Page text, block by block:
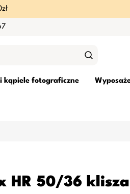
kąpiele fotograficzne
HR 50/36